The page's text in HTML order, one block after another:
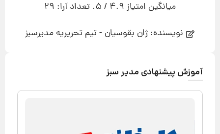
میانگین امتیاز 4.9 / 5. تعداد آرا:
29
نویسنده: ژان بقوسیان - تیم تحریریه مدیرسبز
آموزش پیشنهادی مدیر سبز